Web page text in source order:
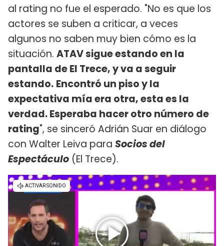
al rating no fue el esperado. "No es que los
actores se suben a criticar, a veces
algunos no saben muy bien cómo es la
situación. ATAV sigue estando en la
pantalla de El Trece, y va a seguir
estando. Encontró un piso y la
expectativa mía era otra, esta es la
verdad. Esperaba hacer otro número de
rating", se sinceró Adrián Suar en diálogo
con Walter Leiva para Socios del
Espectáculo (El Trece).